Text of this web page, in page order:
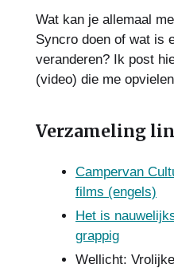
Wat kan je allemaal
Syncro doen of wat is
veranderen? Ik post
(video) die me
Verzameling
Campervan
films (engels)
Het is
grappig
Wellicht: